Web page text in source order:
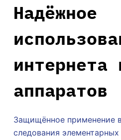
Надёжное
интернета
аппаратов
Защищённое применение
следования